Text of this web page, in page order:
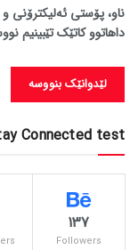
ناو، پۆستی ئەلیکترۆنی
داهاتوو کاتێک تێبینیم
Connected test
137
Followers